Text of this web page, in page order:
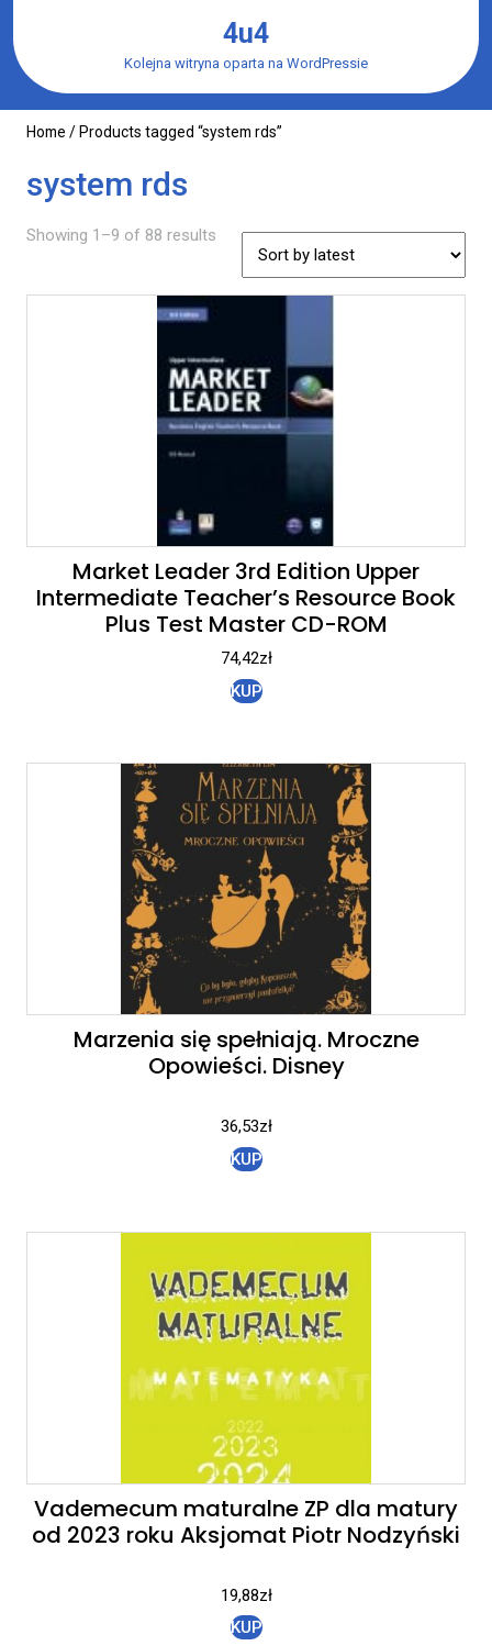
content
4u4
Kolejna witryna oparta na WordPressie
Home / Products tagged “system rds”
system rds
Showing 1–9 of 88 results
Market Leader 3rd Edition Upper
Intermediate Teacher’s Resource Book
Plus Test Master CD-ROM
74,42zł
KUP
Marzenia się spełniają. Mroczne
Opowieści. Disney
36,53zł
KUP
Vademecum maturalne ZP dla matury
od 2023 roku Aksjomat Piotr Nodzyński
19,88zł
KUP